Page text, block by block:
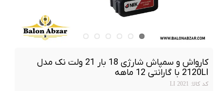
کارواش و سمپاش شارژی 18 بار 21 ولت نک مدل
2120LI با گارانتی 12 ماهه
کد کالا: 2021 LI